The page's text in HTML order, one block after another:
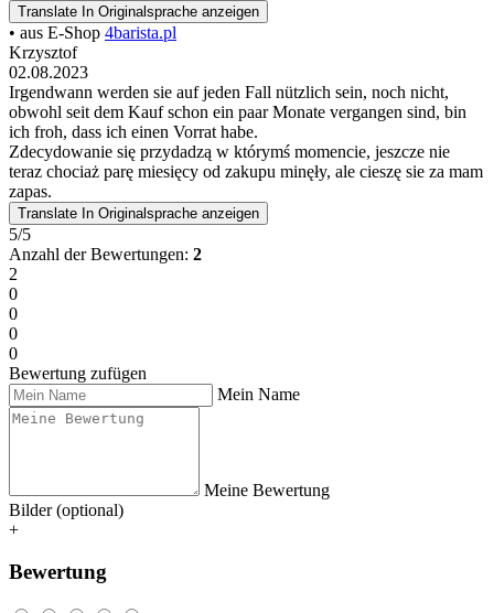
Translate In Originalsprache anzeigen
• aus E-Shop 4barista.pl
Krzysztof
02.08.2023
Irgendwann werden sie auf jeden Fall nützlich sein, noch nicht,
obwohl seit dem Kauf schon ein paar Monate vergangen sind, bin
ich froh, dass ich einen Vorrat habe.
Zdecydowanie się przydadzą w którymś momencie, jeszcze nie
teraz chociaż parę miesięcy od zakupu minęły, ale cieszę sie za mam
zapas.
Translate In Originalsprache anzeigen
5/5
Anzahl der Bewertungen: 2
2
0
0
0
0
Bewertung zufügen
Mein Name
Meine Bewertung
Bilder (optional)
+
Bewertung